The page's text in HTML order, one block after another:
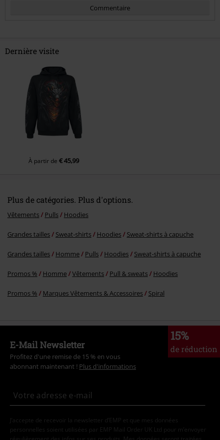
Commentaire
Envoyer le commentaire
Dernière visite
À partir de € 45,99
Plus de catégories. Plus d'options.
Vêtements Pulls Hoodies
Grandes tailles Sweat-shirts Hoodies Sweat-shirts à capuche
Grandes tailles Homme Pulls Hoodies Sweat-shirts à capuche
Promos % Homme Vêtements Pull & sweats Hoodies
Promos % Marques Vêtements & Accessoires Spiral
15%
de réduction
E-Mail Newsletter
Profitez d'une remise de 15 % en vous
abonnant maintenant ! Plus d'informations
J’accepte de recevoir la newsletter d’EMP et que mes données
personnelles soient utilisées par EMP Mail Order UK Ltd pour m’envoyer